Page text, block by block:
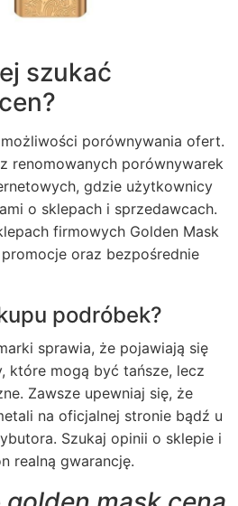
szukać
porównywania ofert.
renomowanych porównywarek
gdzie użytkownicy
o sklepach i sprzedawcach.
firmowych Golden Mask
oraz bezpośrednie
podróbek?
sprawia, że pojawiają się
które mogą być tańsze, lecz
Zawsze upewniaj się, że
na oficjalnej stronie bądź u
Szukaj opinii o sklepie i
realną gwarancję.